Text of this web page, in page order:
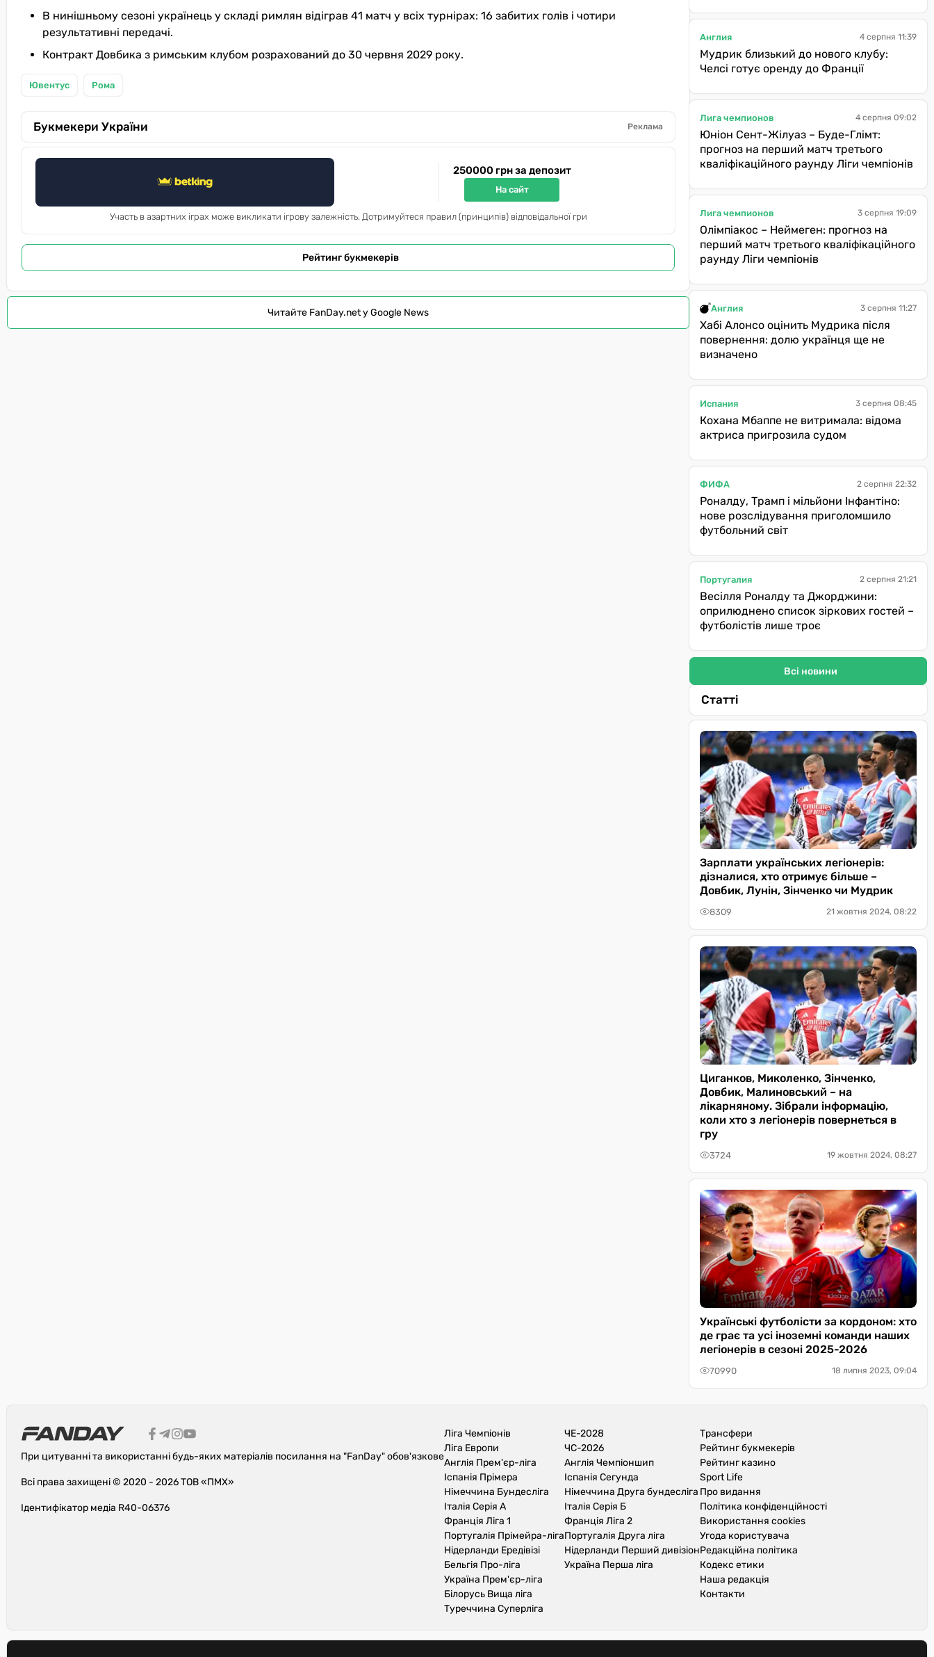
В нинішньому сезоні українець у складі римлян відіграв 41 матч у всіх турнірах: 16 забитих голів і чотири
результативні передачі.
Контракт Довбика з римським клубом розрахований до 30 червня 2029 року.
Ювентус Рома
Букмекери України Реклама
250000 грн за депозит
На сайт
Участь в азартних іграх може викликати ігрову залежність. Дотримуйтеся правил (принципів) відповідальної гри
Рейтинг букмекерів
Читайте FanDay.net у Google News
Англия 4 серпня 11:39
Мудрик близький до нового клубу:
Челсі готує оренду до Франції
Лига чемпионов 4 серпня 09:02
Юніон Сент-Жілуаз – Буде-Глімт:
прогноз на перший матч третього
кваліфікаційного раунду Ліги чемпіонів
Лига чемпионов 3 серпня 19:09
Олімпіакос – Неймеген: прогноз на
перший матч третього кваліфікаційного
раунду Ліги чемпіонів
Англия 3 серпня 11:27
Хабі Алонсо оцінить Мудрика після
повернення: долю українця ще не
визначено
Испания 3 серпня 08:45
Кохана Мбаппе не витримала: відома
актриса пригрозила судом
ФИФА 2 серпня 22:32
Роналду, Трамп і мільйони Інфантіно:
нове розслідування приголомшило
футбольний світ
Португалия 2 серпня 21:21
Весілля Роналду та Джорджини:
оприлюднено список зіркових гостей –
футболістів лише троє
Всі новини
Статті
Зарплати українських легіонерів:
дізналися, хто отримує більше –
Довбик, Лунін, Зінченко чи Мудрик
8309 21 жовтня 2024, 08:22
Циганков, Миколенко, Зінченко,
Довбик, Малиновський – на
лікарняному. Зібрали інформацію,
коли хто з легіонерів повернеться в
гру
3724 19 жовтня 2024, 08:27
Українські футболісти за кордоном: хто
де грає та усі іноземні команди наших
легіонерів в сезоні 2025-2026
70990 18 липня 2023, 09:04
При цитуванні та використанні будь-яких матеріалів посилання на "FanDay" обов'язкове
Всі права захищені © 2020 - 2026 ТОВ «ПМХ»
Ідентифікатор медіа R40-06376
Ліга Чемпіонів
Ліга Европи
Англія Прем'єр-ліга
Іспанія Прімера
Німеччина Бундесліга
Італія Серія А
Франція Ліга 1
Португалія Прімейра-ліга
Нідерланди Ередівізі
Бельгія Про-ліга
Україна Прем'єр-ліга
Білорусь Вища ліга
Туреччина Суперліга
ЧЕ-2028
ЧС-2026
Англія Чемпіоншип
Іспанія Сегунда
Німеччина Друга бундесліга
Італія Серія Б
Франція Ліга 2
Португалія Друга ліга
Нідерланди Перший дивізіон
Україна Перша ліга
Трансфери
Рейтинг букмекерів
Рейтинг казино
Sport Life
Про видання
Політика конфіденційності
Використання cookies
Угода користувача
Редакційна політика
Кодекс етики
Наша редакція
Контакти